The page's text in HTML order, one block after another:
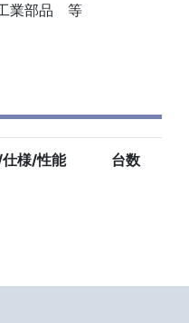
業部品 等
様/性能 台数